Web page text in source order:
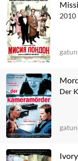
2010
Der
Ivory